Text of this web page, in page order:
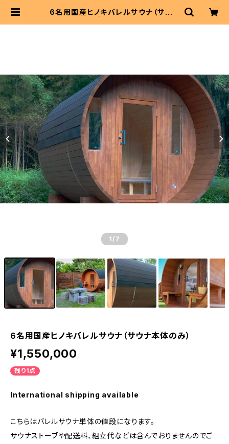
6名用国産ヒノキバレルサウナ（サウナ
1 /7
6名用国産ヒノキバレルサウナ（サウナ本体のみ）
¥1,550,000
残り1点
International shipping available
こちらはバレルサウナ単体の値段になります。
サウナストーブや配送料、組立代などは含んでおりませんのでご